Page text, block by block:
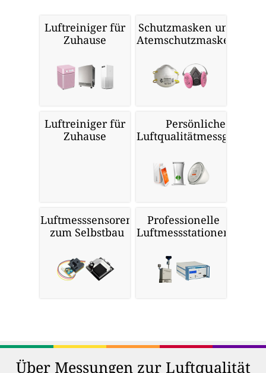
Luftreiniger für
Zuhause
Schutzmasken und
Atemschutzmasken
Luftreiniger für
Zuhause
Persönliche
Luftqualitätmessgeräte
Luftmesssensoren
zum Selbstbau
Professionelle
Luftmessstationen
Über Messungen zur Luftqualität